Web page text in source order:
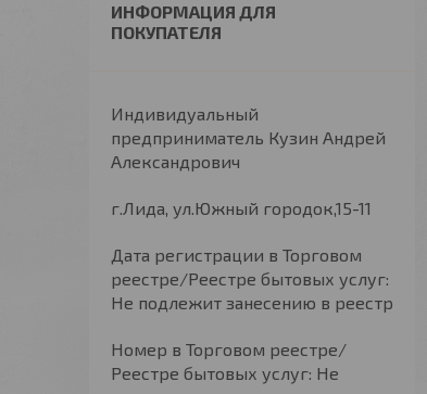
ИНФОРМАЦИЯ ДЛЯ
ПОКУПАТЕЛЯ
Индивидуальный
предприниматель Кузин Андрей
Александрович
г.Лида, ул.Южный городок,15-11
Дата регистрации в Торговом
реестре/Реестре бытовых услуг:
Не подлежит занесению в реестр
Номер в Торговом реестре/
Реестре бытовых услуг: Не